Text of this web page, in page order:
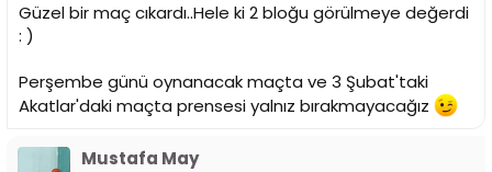
Güzel bir maç cıkardı..Hele ki 2 bloğu görülmeye değerdi
: )
Perşembe günü oynanacak maçta ve 3 Şubat'taki
Akatlar'daki maçta prensesi yalnız bırakmayacağız
Mustafa May